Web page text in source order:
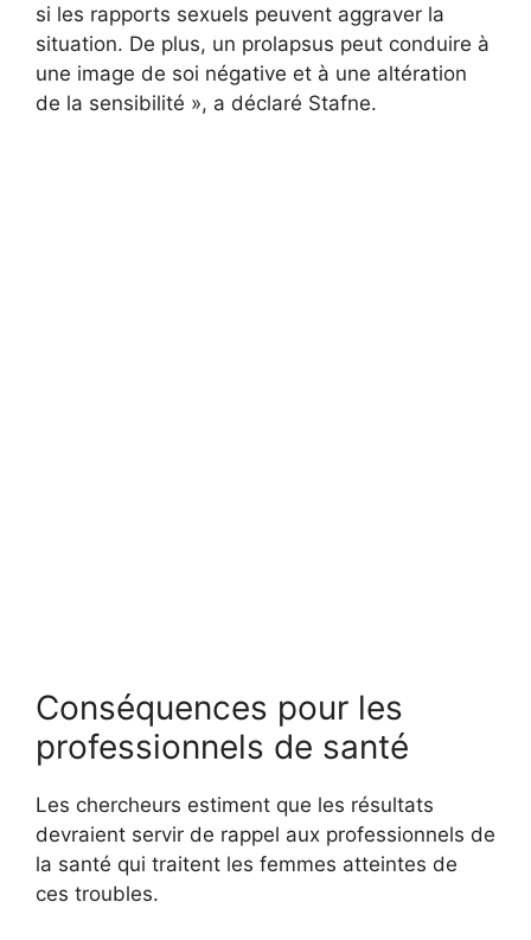
si les rapports sexuels peuvent aggraver la
situation. De plus, un prolapsus peut conduire à
une image de soi négative et à une altération
de la sensibilité », a déclaré Stafne.
Conséquences pour les
professionnels de santé
Les chercheurs estiment que les résultats
devraient servir de rappel aux professionnels de
la santé qui traitent les femmes atteintes de
ces troubles.